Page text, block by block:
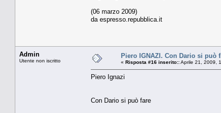
(06 marzo 2009)
da espresso.repubblica.it
Admin
Utente non iscritto
Piero IGNAZI. Con Dario si può
« Risposta #16 inserito::Aprile 21, 2009,
Piero Ignazi
Con Dario si può fare